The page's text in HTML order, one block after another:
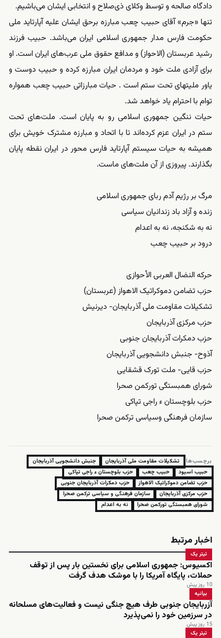
دادگاه صالحه و توسط وکلای ذی‌صلاح و انتخابی ایشان می‌باشیم.
تنها «جرم» آقای حبیب چعب مبارزه برحق ایشان علیه آپارتاید ملی
حکومت فارس مدار جمهوری اسلامی ایران می‌باشد. حبیب فرزند
رشید عربستان (الاحواز) و مدافع حقوق ملی عرب‌های ایران است. او
برای آزادی ملت خود و مردمان ایران مبارزه کرده و حبیب دوست و
یاور ملیتهای تحت ستم است . حیات مبارزاتی حبیب چعب همواره
توام با احترام یاد خواهد شد.
حیات ننگین جمهوری اسلامی رو به پایان است. ملت‌های تحت
ستم در ایران عزم کرده‌اند تا با اتحاد و مبارزه مشترک خویش برای
همیشه به حیات سیستم آپارتاید فارس محور در ایران نقطه پایان
بگذارند. پیروزی از آن ملت‌های ماست.
مرگ بر رژیم آدم ربای جمهوری اسلامی
زنده و آزاد باد زندانیان سیاسی
نه به شکنجه، نه به اعدام
درود بر حبیب چعب
حرکه النضال العربی الأحوازی
حزب تضامن دموکراتیک الاھواز (عربستان)
تشکیلات مقاومت ملی آذربایجان- دیرنیش
حزب مرکزی آذربایجان
حزب دمکرات آذربایجان جنوبی
آذوح- جنبش دانشجویی آذربایجان
حزب قایی- ملت تورک قشقایی
شورای همبستگی تورکمن صحرا
حزب بلوچستان ء راجی تپاکی
سازمان فرهنگی وسیاسی ترکمن صحرا
برچسب‌ها: تشکیلات مقاومت ملی آذربایجان
جنبش دانشجویی آذربایجان
حبیب اسیود
حبیب چعب
حزب بلوچستان ء راجی تپاکی
حزب تضامن دموکراتیک الاھواز
حزب دمکرات آذربایجان جنوبی
حزب مرکزی آذربایجان
سازمان فرهنگی و سیاسی ترکمن صحرا
شورای همبستگی تورکمن صحرا
نه به اعدام
اخبار مرتبط
تیتر یک
اکسیوس: جمهوری اسلامی برای نخستین بار پس از توقف
حملات، پایگاه آمریکا را با موشک هدف گرفت
10 روز پیش
بیانیه
آزربایجان جنوبی طرف هیچ جنگی نیست و فعالیت‌های مسلحانه
در سرزمین خود را نمی‌پذیرد
15 روز پیش
تیتر یک